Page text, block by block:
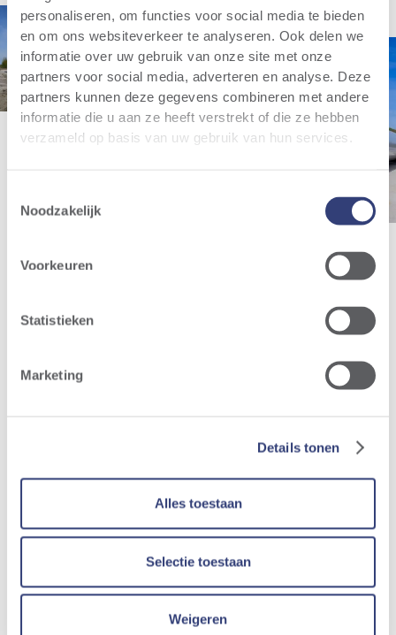
personaliseren, om functies voor social media te bieden
en om ons websiteverkeer te analyseren. Ook delen we
informatie over uw gebruik van onze site met onze
partners voor social media, adverteren en analyse. Deze
partners kunnen deze gegevens combineren met andere
informatie die u aan ze heeft verstrekt of die ze hebben
verzameld op basis van uw gebruik van hun services.
Noodzakelijk
Voorkeuren
Statistieken
Marketing
Details tonen
Alles toestaan
Selectie toestaan
Weigeren